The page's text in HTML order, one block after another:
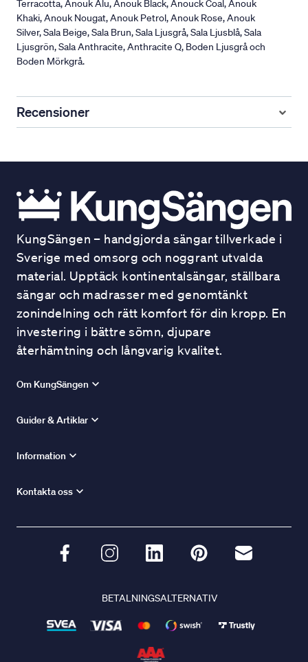
Terracotta, Anouk Alu, Anouk Black, Anouck Coal, Anouk
Khaki, Anouk Nougat, Anouk Petrol, Anouk Rose, Anouk
Silver, Sala Beige, Sala Brun, Sala Ljusgrå, Sala Ljusblå, Sala
Ljusgrön, Sala Anthracite, Anthracite Q, Boden Ljusgrå och
Boden Mörkgrå.
Recensioner
KungSängen – handgjorda sängar tillverkade i
Sverige med omsorg och noggrant utvalda
material. Upptäck kontinentalsängar, ställbara
sängar och madrasser med genomtänkt
zonindelning och rätt komfort för din kropp. En
investering i bättre sömn, djupare
återhämtning och långvarig kvalitet.
Om KungSängen
Guider & Artiklar
Information
Kontakta oss
BETALNINGSALTERNATIV